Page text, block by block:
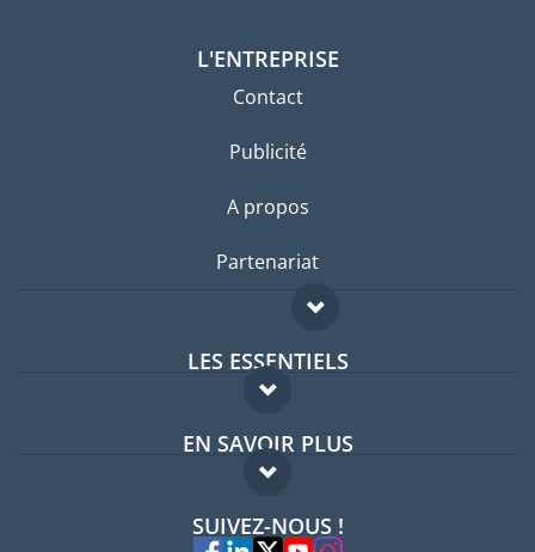
L'ENTREPRISE
Contact
Publicité
A propos
Partenariat
LES ESSENTIELS
Forum expatriés
Guides pays
EN SAVOIR PLUS
FAQ
Experts
SUIVEZ-NOUS !